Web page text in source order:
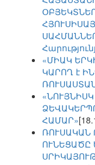
«ՄԻԱԿ
ԿԱՐՈՂ է
ՀԱՄԱՐ»
ՌՈՒՍԱԿԱՆ
ՈՒՆԵՑԱԾԸ